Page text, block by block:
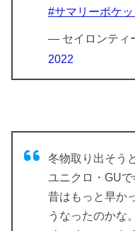
#サマリーポケッ
— セイロンティ
2022
冬物取り出そう
ユニクロ・GU
昔はもっと早か
うなったのかな